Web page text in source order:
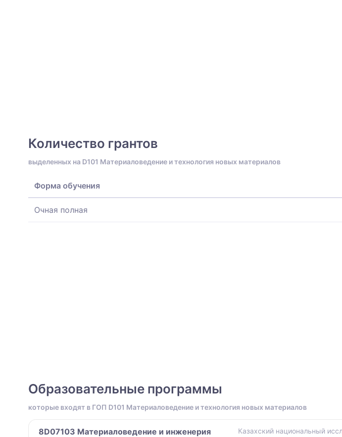
Количество грантов
выделенных на D101 Материаловедение и технология новых материалов
Форма обучения
Очная полная
Образовательные программы
которые входят в ГОП D101 Материаловедение и технология новых материалов
8D07103 Материаловедение и инженерия Казахский национальный